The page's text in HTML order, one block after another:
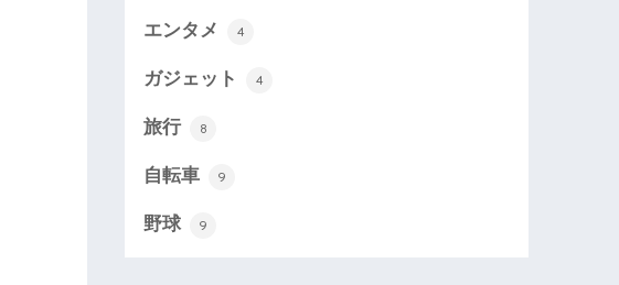
エンタメ 4
ガジェット 4
旅行 8
自転車 9
野球 9